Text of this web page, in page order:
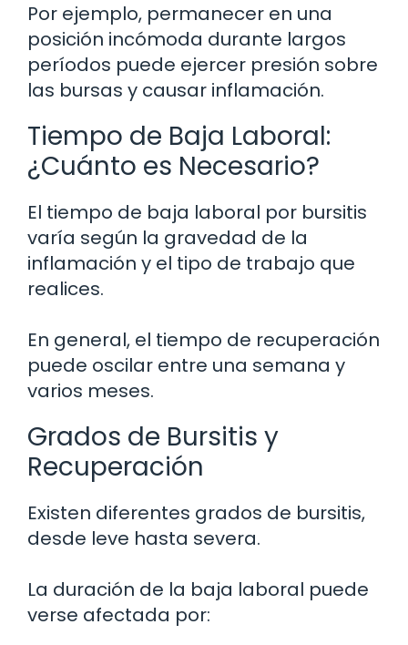
Por ejemplo, permanecer en una
posición incómoda durante largos
períodos puede ejercer presión sobre
las bursas y causar inflamación.
Tiempo de Baja Laboral:
¿Cuánto es Necesario?
El tiempo de baja laboral por bursitis
varía según la gravedad de la
inflamación y el tipo de trabajo que
realices.
En general, el tiempo de recuperación
puede oscilar entre una semana y
varios meses.
Grados de Bursitis y
Recuperación
Existen diferentes grados de bursitis,
desde leve hasta severa.
La duración de la baja laboral puede
verse afectada por: